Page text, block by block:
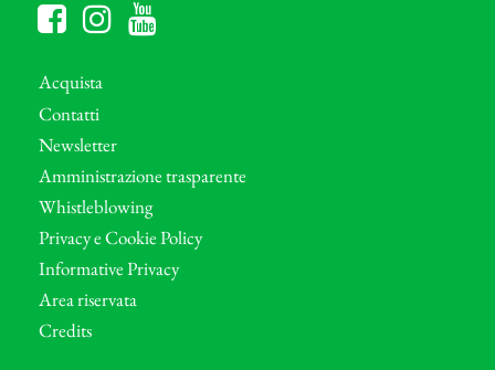
Acquista
Contatti
Newsletter
Amministrazione trasparente
Whistleblowing
Privacy e Cookie Policy
Informative Privacy
Area riservata
Credits